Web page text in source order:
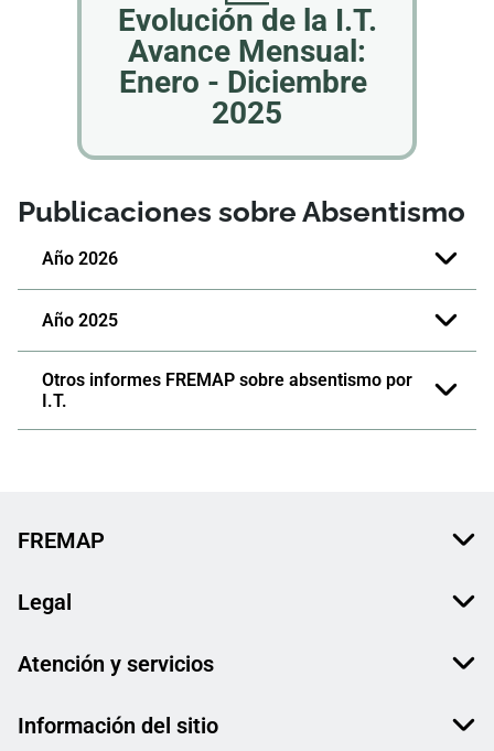
​​​​​​​​​​​​​​​​​​​​​​​​Evolució​n de la I.T.
Avance Mensual:
Enero - Diciembre​ ​
2025
Publicaciones sobre Absentismo
Año 2026
Año 2025
Otros informes FREMAP sobre absentismo por
I.T.
FREMAP
Legal
Atención y servicios
Información del sitio